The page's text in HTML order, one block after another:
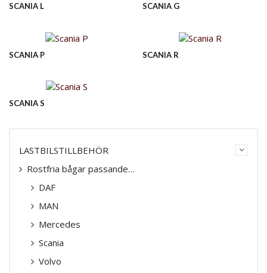
SCANIA L SCANIA G
SCANIA P SCANIA R
SCANIA S
LASTBILSTILLBEHÖR
Rostfria bågar passande…
DAF
MAN
Mercedes
Scania
Volvo